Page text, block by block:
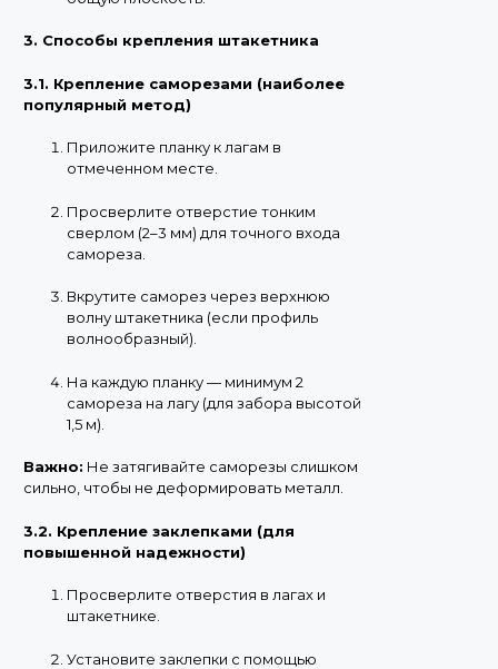
3. Способы крепления штакетника
3.1. Крепление саморезами (наиболее
популярный метод)
Приложите планку к лагам в
отмеченном месте.
Просверлите отверстие тонким
сверлом (2–3 мм) для точного входа
самореза.
Вкрутите саморез через верхнюю
волну штакетника (если профиль
волнообразный).
На каждую планку — минимум 2
самореза на лагу (для забора высотой
1,5 м).
Важно: Не затягивайте саморезы слишком
сильно, чтобы не деформировать металл.
3.2. Крепление заклепками (для
повышенной надежности)
Просверлите отверстия в лагах и
штакетнике.
Установите заклепки с помощью